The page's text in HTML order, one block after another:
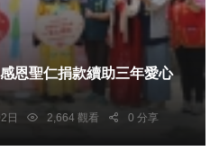
恩聖仁捐款續助三年愛心
日 2,664 觀看 0 分享